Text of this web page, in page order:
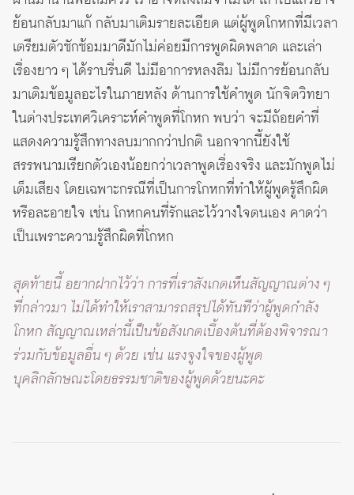
ย้อนกลับมาแก้ กลับมาเติมรายละเอียด แต่ผู้พูดโกหกที่มีเวลา
เตรียมตัวซักซ้อมมาดีมักไม่ค่อยมีการพูดผิดพลาด และเล่า
เรื่องยาว ๆ ได้ราบรื่นดี ไม่มีอาการหลงลืม ไม่มีการย้อนกลับ
มาเติมข้อมูลอะไรในภายหลัง ด้านการใช้คำพูด นักจิตวิทยา
ในต่างประเทศวิเคราะห์คำพูดที่โกหก พบว่า จะมีถ้อยคำที่
แสดงความรู้สึกทางลบมากกว่าปกติ นอกจากนี้ยังใช้
สรรพนามเรียกตัวเองน้อยกว่าเวลาพูดเรื่องจริง และมักพูดไม่
เต็มเสียง โดยเฉพาะกรณีที่เป็นการโกหกที่ทำให้ผู้พูดรู้สึกผิด
หรือละอายใจ เช่น โกหกคนที่รักและไว้วางใจตนเอง คาดว่า
เป็นเพราะความรู้สึกผิดที่โกหก
สุดท้ายนี้ อยากฝากไว้ว่า การที่เราสังเกตเห็นสัญญาณต่าง ๆ
ที่กล่าวมา ไม่ได้ทำให้เราสามารถสรุปได้ทันทีว่าผู้พูดกำลัง
โกหก สัญญาณเหล่านี้เป็นข้อสังเกตเบื้องต้นที่ต้องพิจารณา
ร่วมกับข้อมูลอื่น ๆ ด้วย เช่น แรงจูงใจของผู้พูด
บุคลิกลักษณะโดยธรรมชาติของผู้พูดด้วยนะคะ